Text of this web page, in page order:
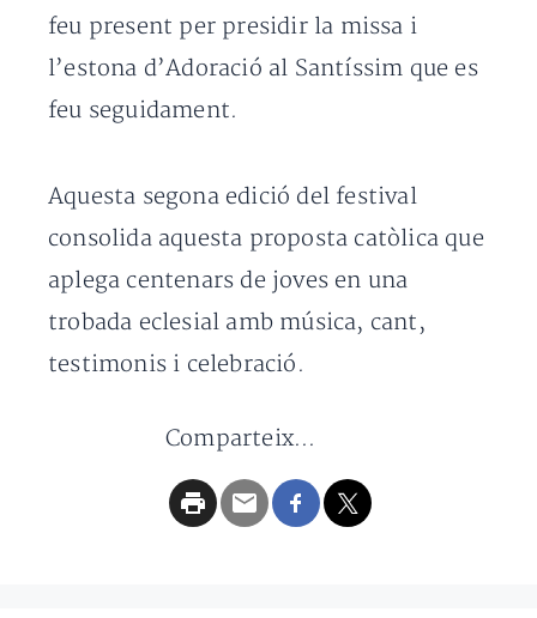
feu present per presidir la missa i
l’estona d’Adoració al Santíssim que es
feu seguidament.
Aquesta segona edició del festival
consolida aquesta proposta catòlica que
aplega centenars de joves en una
trobada eclesial amb música, cant,
testimonis i celebració.
Comparteix...